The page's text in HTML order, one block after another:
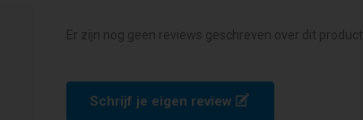
Er zijn nog geen reviews geschreven over dit product.
Schrijf je eigen review